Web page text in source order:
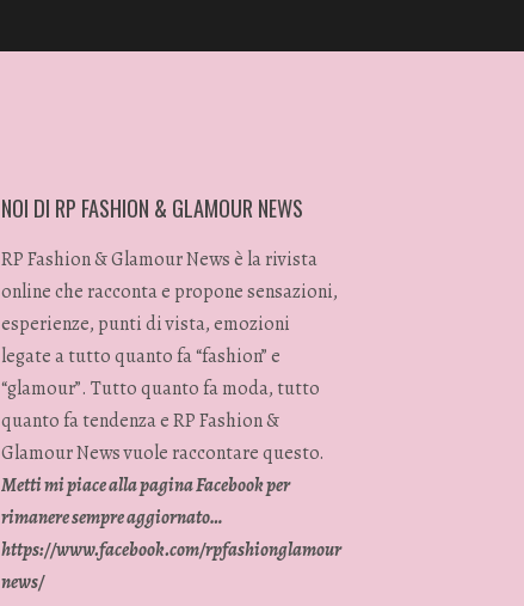
NOI DI RP FASHION & GLAMOUR NEWS
RP Fashion & Glamour News è la rivista
online che racconta e propone sensazioni,
esperienze, punti di vista, emozioni
legate a tutto quanto fa “fashion” e
“glamour”. Tutto quanto fa moda, tutto
quanto fa tendenza e RP Fashion &
Glamour News vuole raccontare questo.
Metti mi piace alla pagina Facebook per
rimanere sempre aggiornato…
https://www.facebook.com/rpfashionglamour
news/